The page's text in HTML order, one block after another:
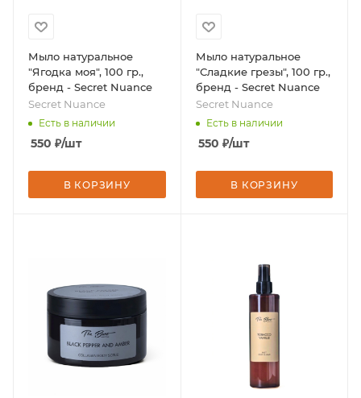
Мыло натуральное
"Ягодка моя", 100 гр.,
бренд - Secret Nuance
Secret Nuance
Есть в наличии
550 ₽/шт
В КОРЗИНУ
Мыло натуральное
"Сладкие грезы", 100 гр.,
бренд - Secret Nuance
Secret Nuance
Есть в наличии
550 ₽/шт
В КОРЗИНУ